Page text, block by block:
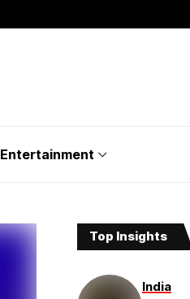
Entertainment
Top Insights
India